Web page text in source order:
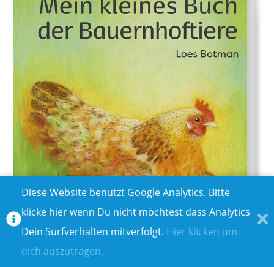
Diese Website benutzt Google Analytics. Bitte
klicke hier wenn Du nicht möchtest dass Analytics
Dein Surfverhalten mitverfolgt. Hier klicken um
dich auszutragen.